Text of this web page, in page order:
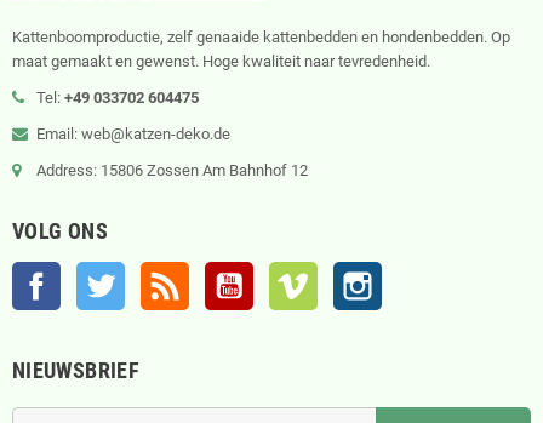
Kattenboomproductie, zelf genaaide kattenbedden en hondenbedden. Op
maat gemaakt en gewenst. Hoge kwaliteit naar tevredenheid.
Tel: +49 033702 604475
Email: web@katzen-deko.de
Address: 15806 Zossen Am Bahnhof 12
VOLG ONS
Facebook Twitter RSS YouTube Vimeo
NIEUWSBRIEF